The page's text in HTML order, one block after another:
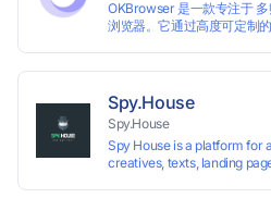
OKBrowser 是一款专注于
浏览器。它通过高度可定制
Spy.House
Spy.House
Spy House is a platform for
creatives, texts, landing